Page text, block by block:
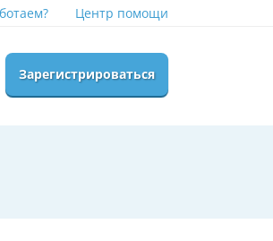
Центр помощи
Зарегистрироваться